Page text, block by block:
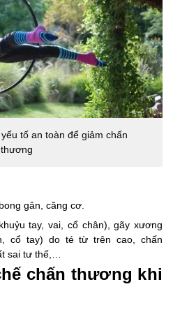
tố an toàn để giảm chấn
thương
gân, căng cơ.
tay, vai, cổ chân), gãy xương
cổ tay) do té từ trên cao, chấn
sai tư thế,…
chấn thương khi